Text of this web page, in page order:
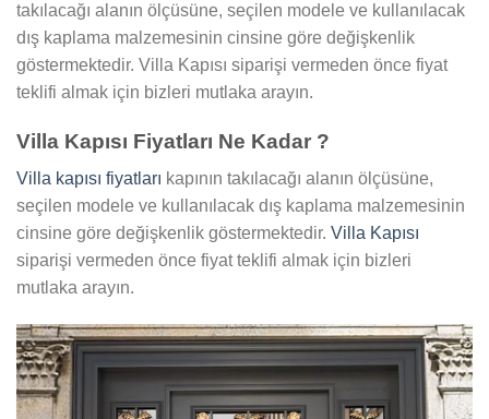
takılacağı alanın ölçüsüne, seçilen modele ve kullanılacak
dış kaplama malzemesinin cinsine göre değişkenlik
göstermektedir. Villa Kapısı siparişi vermeden önce fiyat
teklifi almak için bizleri mutlaka arayın.
Villa Kapısı Fiyatları Ne Kadar ?
Villa kapısı fiyatları kapının takılacağı alanın ölçüsüne,
seçilen modele ve kullanılacak dış kaplama malzemesinin
cinsine göre değişkenlik göstermektedir. Villa Kapısı
siparişi vermeden önce fiyat teklifi almak için bizleri
mutlaka arayın.